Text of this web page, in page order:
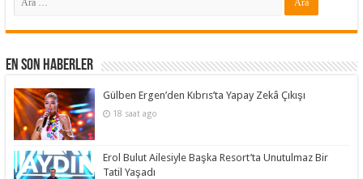
En Son Haberler
Gülben Ergen’den Kıbrıs’ta Yapay Zekâ Çıkışı
18 saat ago
Erol Bulut Ailesiyle Başka Resort’ta Unutulmaz Bir
Tatil Yaşadı